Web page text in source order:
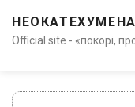
Official site - «покорі,